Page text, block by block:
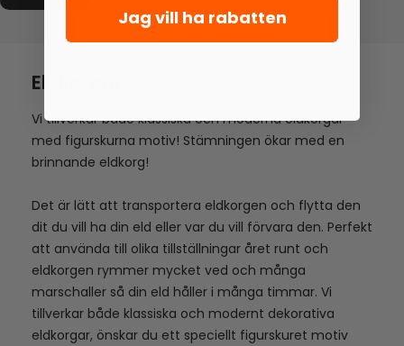
Eldkorgar
Vi tillverkar både klassiska och moderna eldkorgar
med figurskurna motiv! Stämningen ökar med en
brinnande eldkorg!
Det är lätt att transportera eldkorgen och flytta den
dit du vill ha din eld eller var du vill förvara den. Perfekt
att använda till olika tillställningar året runt och
eldkorgen rymmer mycket ved och många
marschaller så din eld håller i många timmar. Vi
tillverkar både klassiska och modernt dekorativa
eldkorgar, önskar du ett speciellt figurskuret motiv
Jag vill ha rabatten